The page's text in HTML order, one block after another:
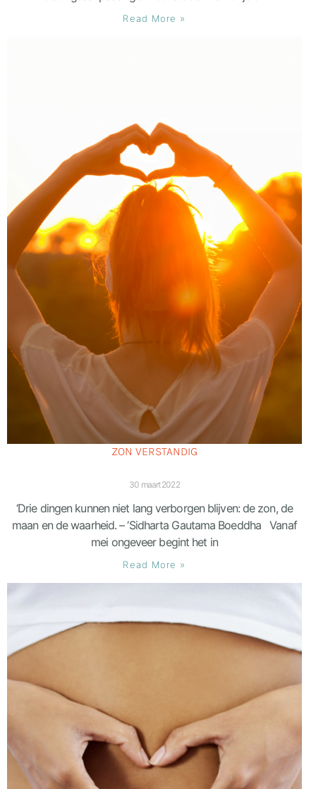
Read More »
ZON VERSTANDIG
30 maart 2022
‘Drie dingen kunnen niet lang verborgen blijven: de zon, de
maan en de waarheid. – ‘Sidharta Gautama Boeddha Vanaf
mei ongeveer begint het in
Read More »